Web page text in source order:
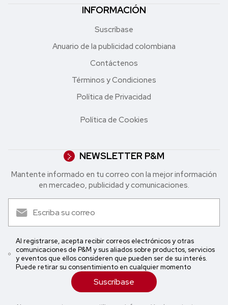
INFORMACIÓN
Suscríbase
Anuario de la publicidad colombiana
Contáctenos
Términos y Condiciones
Política de Privacidad
Política de Cookies
NEWSLETTER P&M
Mantente informado en tu correo con la mejor in formación
en mercadeo, publicidad y comunicaciones.
Al registrarse, acepta recibir correos electrónicos y otras
comunicaciones de P&M y sus aliados sobre productos, servicios
y eventos que ellos consideren que pueden ser de su interés.
Puede retirar su consentimiento en cualquier momento
Suscríbase